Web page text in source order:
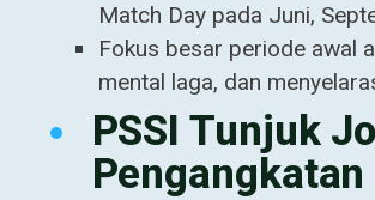
Match Day pada Juni,
Fokus besar periode awal
mental laga, dan
PSSI Tunjuk